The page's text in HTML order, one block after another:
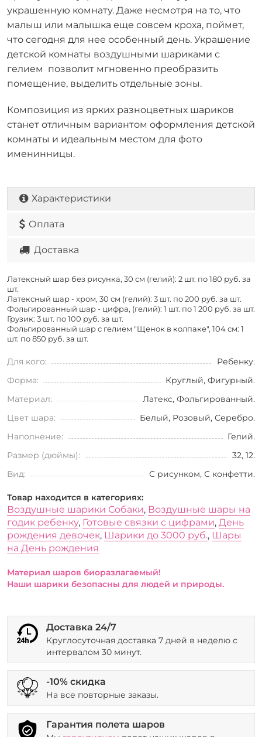
украшенную комнату. Даже несмотря на то, что
малыш или малышка еще совсем кроха, поймет,
что сегодня для нее особенный день. Украшение
детской комнаты воздушными шариками с
гелием позволит мгновенно преобразить
помещение, выделить отдельные зоны.
Композиция из ярких разноцветных шариков
станет отличным вариантом оформления детской
комнаты и идеальным местом для фото
именинницы.
Характеристики
Оплата
Доставка
Латексный шар без рисунка, 30 см (гелий): 2 шт. по 180 руб. за
шт.
Латексный шар - хром, 30 см (гелий): 3 шт. по 200 руб. за шт.
Фольгированный шар - цифра, (гелий): 1 шт. по 1 200 руб. за шт.
Грузик: 3 шт. по 100 руб. за шт.
Фольгированный шар с гелием "Щенок в колпаке", 104 см: 1
шт. по 850 руб. за шт.
Для кого:
Ребенку.
Форма:
Круглый, Фигурный.
Материал:
Латекс, Фольгированный.
Цвет шара:
Белый, Розовый, Серебро.
Наполнение:
Гелий.
Размер (дюймы):
32, 12.
Вид:
С рисунком, С конфетти.
Товар находится в категориях:
Воздушные шарики Собаки, Воздушные шары на
годик ребенку, Готовые связки с цифрами, День
рождения девочек, Шарики до 3000 руб., Шары
на День рождения
Материал шаров биоразлагаемый!
Наши шарики безопасны для людей и природы.
Доставка 24/7
Круглосуточная доставка 7 дней в неделю с
интервалом 30 минут.
-10% скидка
На все повторные заказы.
Гарантия полета шаров